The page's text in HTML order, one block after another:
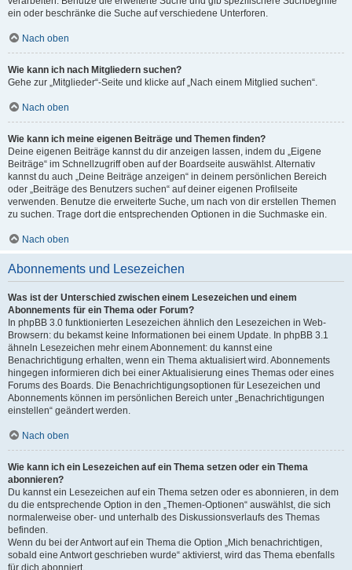
ein oder beschränke die Suche auf verschiedene Unterforen.
Nach oben
Wie kann ich nach Mitgliedern suchen?
Gehe zur „Mitglieder“-Seite und klicke auf „Nach einem Mitglied suchen“.
Nach oben
Wie kann ich meine eigenen Beiträge und Themen finden?
Deine eigenen Beiträge kannst du dir anzeigen lassen, indem du „Eigene
Beiträge“ im Schnellzugriff oben auf der Boardseite auswählst. Alternativ
kannst du auch „Deine Beiträge anzeigen“ in deinem persönlichen Bereich
oder „Beiträge des Benutzers suchen“ auf deiner eigenen Profilseite
verwenden. Benutze die erweiterte Suche, um nach von dir erstellen Themen
zu suchen. Trage dort die entsprechenden Optionen in die Suchmaske ein.
Nach oben
Abonnements und Lesezeichen
Was ist der Unterschied zwischen einem Lesezeichen und einem
Abonnements für ein Thema oder Forum?
In phpBB 3.0 funktionierten Lesezeichen ähnlich den Lesezeichen in Web-
Browsern: du bekamst keine Informationen bei einem Update. In phpBB 3.1
ähneln Lesezeichen mehr einem Abonnement: du kannst eine
Benachrichtigung erhalten, wenn ein Thema aktualisiert wird. Abonnements
hingegen informieren dich bei einer Aktualisierung eines Themas oder eines
Forums des Boards. Die Benachrichtigungsoptionen für Lesezeichen und
Abonnements können im persönlichen Bereich unter „Benachrichtigungen
einstellen“ geändert werden.
Nach oben
Wie kann ich ein Lesezeichen auf ein Thema setzen oder ein Thema
abonnieren?
Du kannst ein Lesezeichen auf ein Thema setzen oder es abonnieren, in dem
du die entsprechende Option in den „Themen-Optionen“ auswählst, die sich
normalerweise ober- und unterhalb des Diskussionsverlaufs des Themas
befinden.
Wenn du bei der Antwort auf ein Thema die Option „Mich benachrichtigen,
sobald eine Antwort geschrieben wurde“ aktivierst, wird das Thema ebenfalls
für dich abonniert.